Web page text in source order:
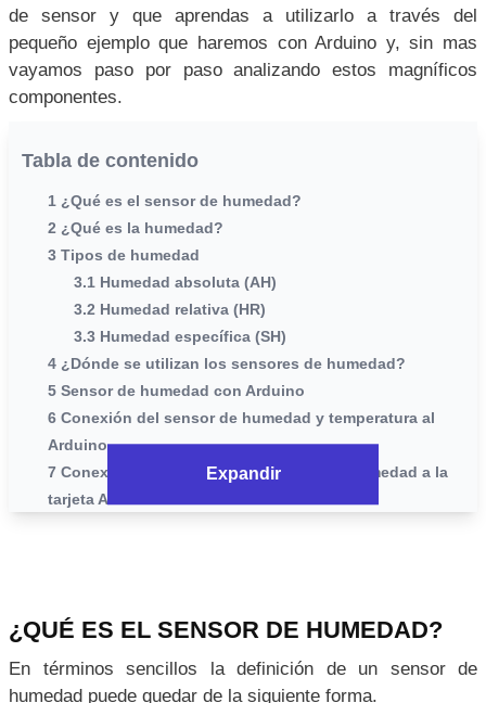
de sensor y que aprendas a utilizarlo a través del
pequeño ejemplo que haremos con Arduino y, sin mas
vayamos paso por paso analizando estos magníficos
componentes.
Tabla de contenido
1 ¿Qué es el sensor de humedad?
2 ¿Qué es la humedad?
3 Tipos de humedad
3.1 Humedad absoluta (AH)
3.2 Humedad relativa (HR)
3.3 Humedad específica (SH)
4 ¿Dónde se utilizan los sensores de humedad?
5 Sensor de humedad con Arduino
6 Conexión del sensor de humedad y temperatura al
Arduino
7 Conexión del sensor de temperatura y humedad a la
tarjeta Arduino
11 ¿Cómo funcionan los sensores de humedad?
12 ¿Qué tipos de sensores de humedad existen y como
se clasifican?
Expandir
¿QUÉ ES EL SENSOR DE HUMEDAD?
En términos sencillos la definición de un sensor de
humedad puede quedar de la siguiente forma.